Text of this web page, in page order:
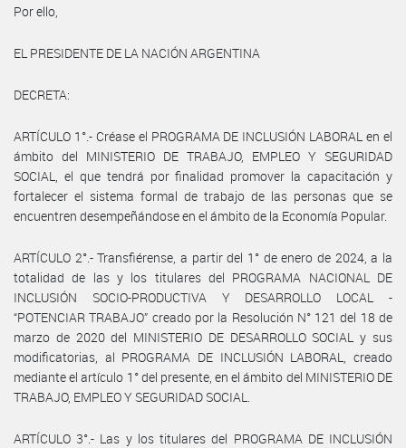
Por ello,
EL PRESIDENTE DE LA NACIÓN ARGENTINA
DECRETA:
ARTÍCULO 1°.- Créase el PROGRAMA DE INCLUSIÓN LABORAL en el
ámbito del MINISTERIO DE TRABAJO, EMPLEO Y SEGURIDAD
SOCIAL, el que tendrá por finalidad promover la capacitación y
fortalecer el sistema formal de trabajo de las personas que se
encuentren desempeñándose en el ámbito de la Economía Popular.
ARTÍCULO 2°.- Transfiérense, a partir del 1° de enero de 2024, a la
totalidad de las y los titulares del PROGRAMA NACIONAL DE
INCLUSIÓN SOCIO-PRODUCTIVA Y DESARROLLO LOCAL -
“POTENCIAR TRABAJO” creado por la Resolución N° 121 del 18 de
marzo de 2020 del MINISTERIO DE DESARROLLO SOCIAL y sus
modificatorias, al PROGRAMA DE INCLUSIÓN LABORAL, creado
mediante el artículo 1° del presente, en el ámbito del MINISTERIO DE
TRABAJO, EMPLEO Y SEGURIDAD SOCIAL.
ARTÍCULO 3°.- Las y los titulares del PROGRAMA DE INCLUSIÓN